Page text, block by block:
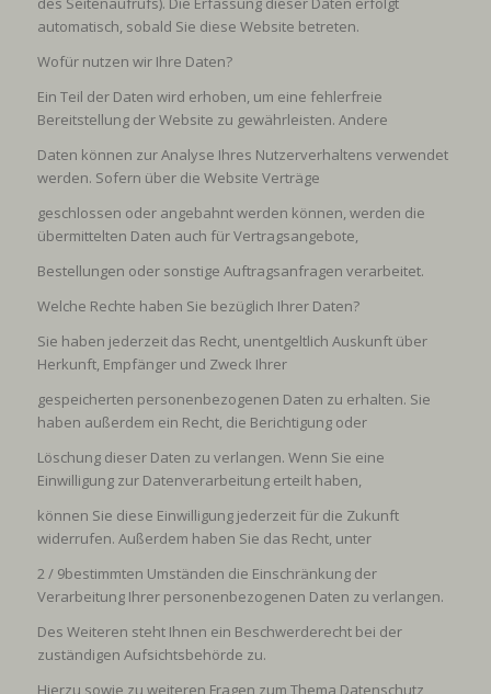
automatisch, sobald Sie diese Website betreten.
Wofür nutzen wir Ihre Daten?
Ein Teil der Daten wird erhoben, um eine fehlerfreie
Bereitstellung der Website zu gewährleisten. Andere
Daten können zur Analyse Ihres Nutzerverhaltens verwendet
werden. Sofern über die Website Verträge
geschlossen oder angebahnt werden können, werden die
übermittelten Daten auch für Vertragsangebote,
Bestellungen oder sonstige Auftragsanfragen verarbeitet.
Welche Rechte haben Sie bezüglich Ihrer Daten?
Sie haben jederzeit das Recht, unentgeltlich Auskunft über
Herkunft, Empfänger und Zweck Ihrer
gespeicherten personenbezogenen Daten zu erhalten. Sie
haben außerdem ein Recht, die Berichtigung oder
Löschung dieser Daten zu verlangen. Wenn Sie eine
Einwilligung zur Datenverarbeitung erteilt haben,
können Sie diese Einwilligung jederzeit für die Zukunft
widerrufen. Außerdem haben Sie das Recht, unter
2 / 9bestimmten Umständen die Einschränkung der
Verarbeitung Ihrer personenbezogenen Daten zu verlangen.
Des Weiteren steht Ihnen ein Beschwerderecht bei der
zuständigen Aufsichtsbehörde zu.